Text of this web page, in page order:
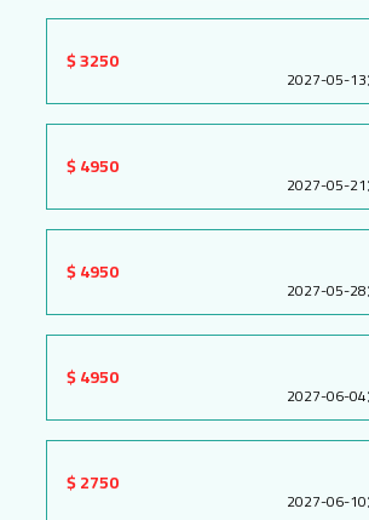
:
2027-05-13
3250 $
:
2027-05-21
4950 $
:
2027-05-28
4950 $
:
2027-06-04
4950 $
:
2027-06-10
2750 $